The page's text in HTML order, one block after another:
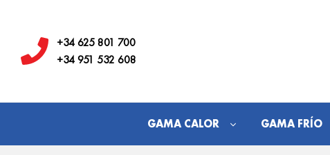
+34 625 801 700
+34 951 532 608
GAMA CALOR GAMA FRÍO
Los